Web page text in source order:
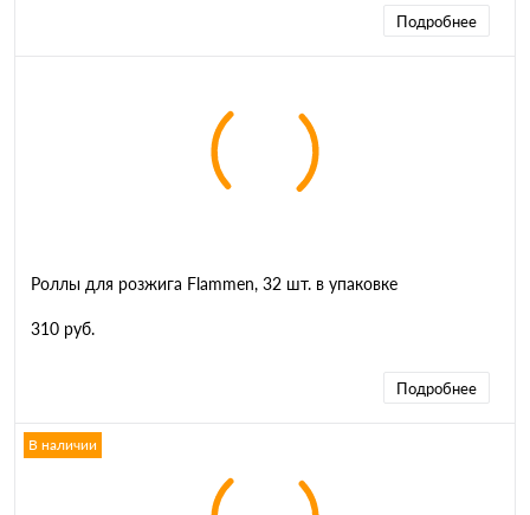
Подробнее
Роллы для розжига Flammen, 32 шт. в упаковке
310 руб.
Подробнее
В наличии